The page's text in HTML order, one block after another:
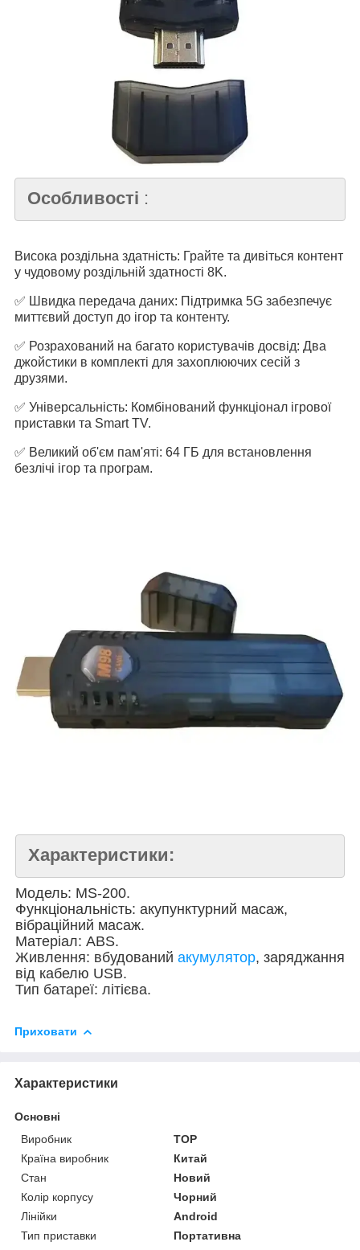
Особливості :
Висока роздільна здатність: Грайте та дивіться контент
у чудовому роздільній здатності 8K.
✅ Швидка передача даних: Підтримка 5G забезпечує
миттєвий доступ до ігор та контенту.
✅ Розрахований на багато користувачів досвід: Два
джойстики в комплекті для захоплюючих сесій з
друзями.
✅ Універсальність: Комбінований функціонал ігрової
приставки та Smart TV.
✅ Великий об'єм пам'яті: 64 ГБ для встановлення
безлічі ігор та програм.
Характеристики:
Модель: MS-200.
Функціональність: акупунктурний масаж,
вібраційний масаж.
Матеріал: ABS.
Живлення: вбудований акумулятор, заряджання
від кабелю USB.
Тип батареї: літієва.
Приховати
Характеристики
Основні
Виробник
TOP
Країна виробник
Китай
Стан
Новий
Колір корпусу
Чорний
Лінійки
Android
Тип приставки
Портативна